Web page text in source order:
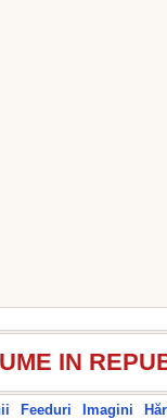
IN
Feeduri Imagini